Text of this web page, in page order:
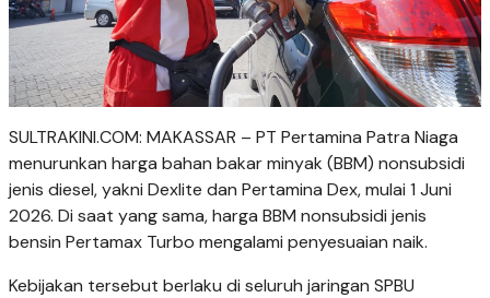
SULTRAKINI.COM: MAKASSAR – PT Pertamina Patra Niaga
menurunkan harga bahan bakar minyak (BBM) nonsubsidi
jenis diesel, yakni Dexlite dan Pertamina Dex, mulai 1 Juni
2026. Di saat yang sama, harga BBM nonsubsidi jenis
bensin Pertamax Turbo mengalami penyesuaian naik.
Kebijakan tersebut berlaku di seluruh jaringan SPBU